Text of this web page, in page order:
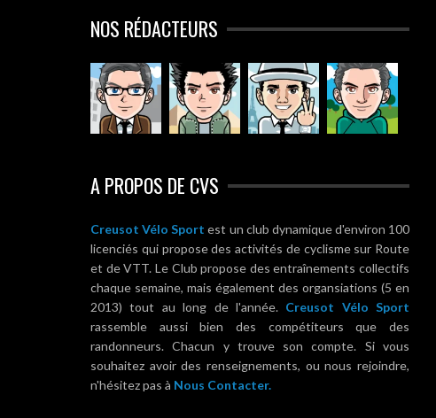
NOS RÉDACTEURS
A PROPOS DE CVS
Creusot Vélo Sport est un club dynamique d'environ 100
licenciés qui propose des activités de cyclisme sur Route
et de VTT. Le Club propose des entraînements collectifs
chaque semaine, mais également des organsiations (5 en
2013) tout au long de l'année. Creusot Vélo Sport
rassemble aussi bien des compétiteurs que des
randonneurs. Chacun y trouve son compte. Si vous
souhaitez avoir des renseignements, ou nous rejoindre,
n'hésitez pas à Nous Contacter.